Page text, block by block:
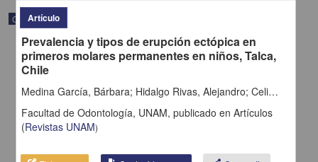
Correspondencia postal
Artículo
Prevalencia y tipos de erupción ectópica en
primeros molares permanentes en niños, Talca,
Chile
Medina García, Bárbara; Hidalgo Rivas, Alejandro; Celis Contreras, César; Palma Díaz, Edgard Leonardo
Facultad de Odontología, UNAM, publicado enArtículos
(Revistas UNAM)